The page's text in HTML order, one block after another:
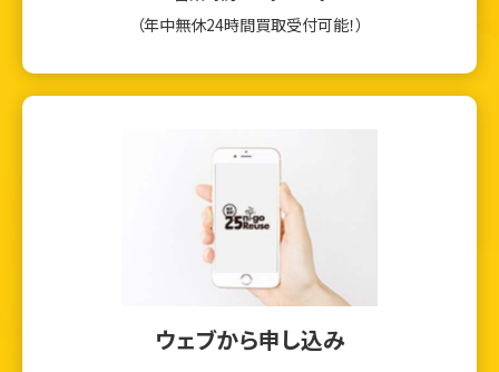
（年中無休24時間買取受付可能！）
ウェブから申し込み